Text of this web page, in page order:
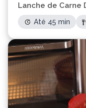
Lanche de Carne
Até 45 min